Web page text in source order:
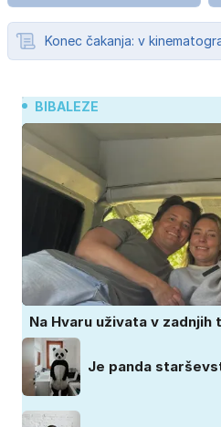
Konec čakanja: v
BIBALEZE
Na Hvaru uživata v
Je panda